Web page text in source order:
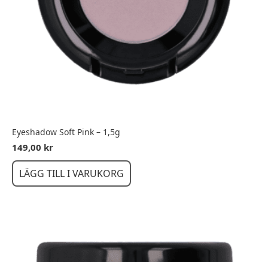
Eyeshadow Soft Pink – 1,5g
149,00 kr
LÄGG TILL I VARUKORG